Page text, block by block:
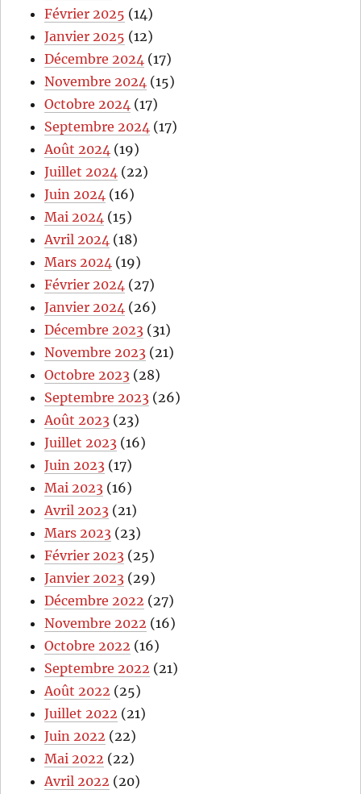
Février 2025 (14)
Janvier 2025 (12)
Décembre 2024 (17)
Novembre 2024 (15)
Octobre 2024 (17)
Septembre 2024 (17)
Août 2024 (19)
Juillet 2024 (22)
Juin 2024 (16)
Mai 2024 (15)
Avril 2024 (18)
Mars 2024 (19)
Février 2024 (27)
Janvier 2024 (26)
Décembre 2023 (31)
Novembre 2023 (21)
Octobre 2023 (28)
Septembre 2023 (26)
Août 2023 (23)
Juillet 2023 (16)
Juin 2023 (17)
Mai 2023 (16)
Avril 2023 (21)
Mars 2023 (23)
Février 2023 (25)
Janvier 2023 (29)
Décembre 2022 (27)
Novembre 2022 (16)
Octobre 2022 (16)
Septembre 2022 (21)
Août 2022 (25)
Juillet 2022 (21)
Juin 2022 (22)
Mai 2022 (22)
Avril 2022 (20)